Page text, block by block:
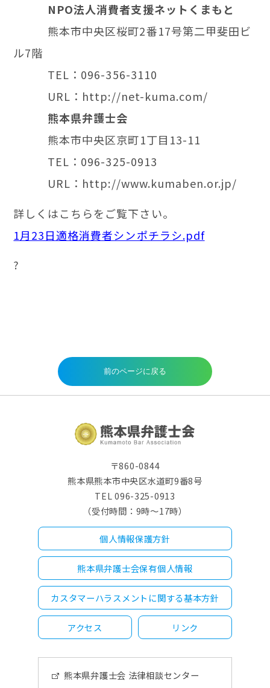
NPO法人消費者支援ネットくまもと
熊本市中央区桜町2番17号第二甲斐田ビ
ル7階
TEL：096-356-3110
URL：http://net-kuma.com/
熊本県弁護士会
熊本市中央区京町1丁目13-11
TEL：096-325-0913
URL：http://www.kumaben.or.jp/
詳しくはこちらをご覧下さい。
1月23日適格消費者シンポチラシ.pdf
?
〒860-0844
熊本県熊本市中央区水道町9番8号
TEL 096-325-0913
（受付時間：9時～17時）
個人情報保護方針
熊本県弁護士会保有個人情報
カスタマーハラスメントに関する基本方針
アクセス リンク
熊本県弁護士会 法律相談センター